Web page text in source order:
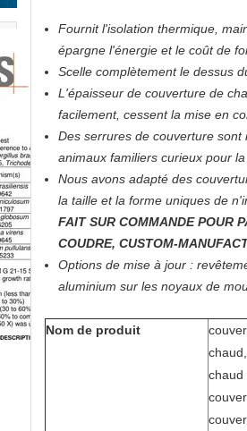
Fournit l'isolation thermique,
épargne l'énergie et le coût de
Scelle complètement le dessus
L'épaisseur de couverture de
facilement, cessent la mise en
Des serrures de couverture
animaux familiers curieux pour
Nous avons adapté des
la taille et la forme uniques de
FAIT SUR COMMANDE POUR
COUDRE, CUSTOM-
Options de mise à jour :
aluminium sur les noyaux de
Nom de produit
chaud